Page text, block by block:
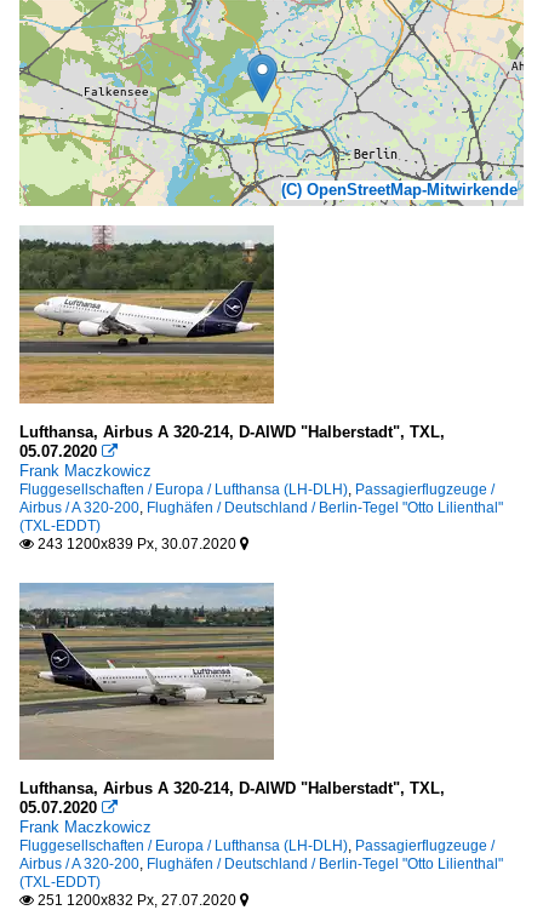
(C) OpenStreetMap-Mitwirkende
Lufthansa, Airbus A 320-214, D-AIWD "Halberstadt", TXL,
05.07.2020 
Frank Maczkowicz
Fluggesellschaften / Europa / Lufthansa (LH-DLH), Passagierflugzeuge /
Airbus / A 320-200, Flughäfen / Deutschland / Berlin-Tegel "Otto Lilienthal"
(TXL-EDDT)
 243 1200x839 Px, 30.07.2020 
Lufthansa, Airbus A 320-214, D-AIWD "Halberstadt", TXL,
05.07.2020 
Frank Maczkowicz
Fluggesellschaften / Europa / Lufthansa (LH-DLH), Passagierflugzeuge /
Airbus / A 320-200, Flughäfen / Deutschland / Berlin-Tegel "Otto Lilienthal"
(TXL-EDDT)
 251 1200x832 Px, 27.07.2020 